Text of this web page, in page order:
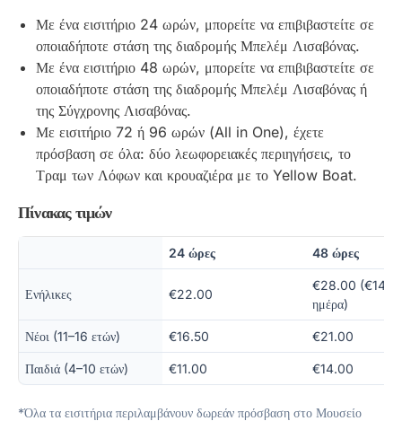
Με ένα εισιτήριο 24 ωρών, μπορείτε να επιβιβαστείτε σε
οποιαδήποτε στάση της διαδρομής Μπελέμ Λισαβόνας.
Με ένα εισιτήριο 48 ωρών, μπορείτε να επιβιβαστείτε σε
οποιαδήποτε στάση της διαδρομής Μπελέμ Λισαβόνας ή
της Σύγχρονης Λισαβόνας.
Με εισιτήριο 72 ή 96 ωρών (All in One), έχετε
πρόσβαση σε όλα: δύο λεωφορειακές περιηγήσεις, το
Τραμ των Λόφων και κρουαζιέρα με το Yellow Boat.
Πίνακας τιμών
24 ώρες 48 ώρες
Ενήλικες €22.00
€28.00
ημέρα)
Νέοι (11–16 ετών) €16.50 €21.00
Παιδιά (4–10 ετών) €11.00 €14.00
*Όλα τα εισιτήρια περιλαμβάνουν δωρεάν πρόσβαση στο Μουσείο